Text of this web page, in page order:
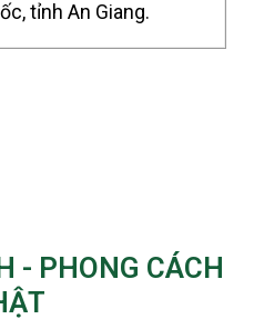
tỉnh An Giang.
- PHONG CÁCH